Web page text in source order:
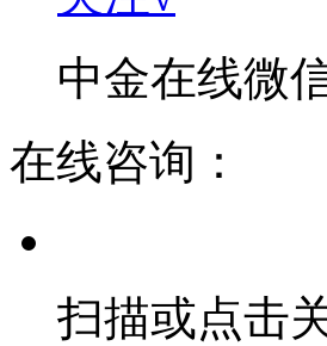
中金在线微
在线咨询：
扫描或点击